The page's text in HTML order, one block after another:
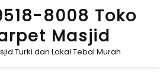
8008 Toko
Masjid
Turki dan Lokal Tebal Murah